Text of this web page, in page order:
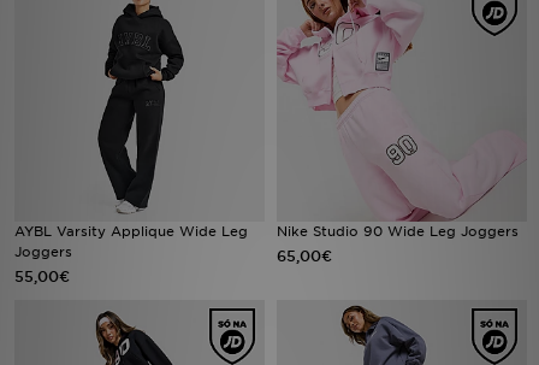
AYBL Varsity Applique Wide Leg
Joggers
55,00€
Nike Studio 90 Wide Leg Joggers
65,00€
FAZ DOWNLOAD DA APP
TRABALHA CONNOSCO